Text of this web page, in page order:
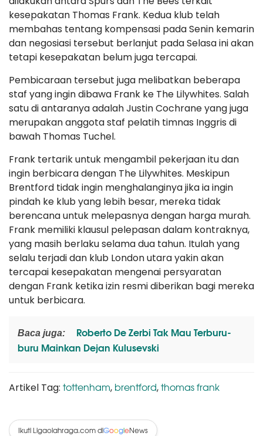
kesepakatan Thomas Frank. Kedua klub telah
membahas tentang kompensasi pada Senin kemarin
dan negosiasi tersebut berlanjut pada Selasa ini akan
tetapi kesepakatan belum juga tercapai.
Pembicaraan tersebut juga melibatkan beberapa
staf yang ingin dibawa Frank ke The Lilywhites. Salah
satu di antaranya adalah Justin Cochrane yang juga
merupakan anggota staf pelatih timnas Inggris di
bawah Thomas Tuchel.
Frank tertarik untuk mengambil pekerjaan itu dan
ingin berbicara dengan The Lilywhites. Meskipun
Brentford tidak ingin menghalanginya jika ia ingin
pindah ke klub yang lebih besar, mereka tidak
berencana untuk melepasnya dengan harga murah.
Frank memiliki klausul pelepasan dalam kontraknya,
yang masih berlaku selama dua tahun. Itulah yang
selalu terjadi dan klub London utara yakin akan
tercapai kesepakatan mengenai persyaratan
dengan Frank ketika izin resmi diberikan bagi mereka
untuk berbicara.
Baca juga:
Roberto De Zerbi Tak Mau Terburu-
buru Mainkan Dejan Kulusevski
Artikel Tag: tottenham, brentford,thomas frank
Ikuti Ligaolahraga.com diGoogleNews